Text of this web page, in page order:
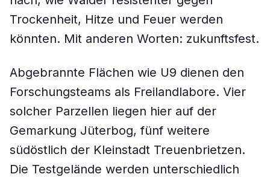
Trockenheit, Hitze und Feuer werden
könnten. Mit anderen Worten: zukunftsfest.
Abgebrannte Flächen wie U9 dienen den
Forschungsteams als Freilandlabore. Vier
solcher Parzellen liegen hier auf der
Gemarkung Jüterbog, fünf weitere
südöstlich der Kleinstadt Treuenbrietzen.
Die Testgelände werden unterschiedlich